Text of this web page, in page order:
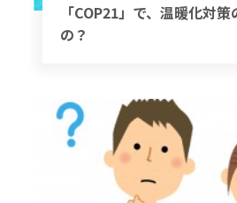
「COP21」で、温暖化対
の？